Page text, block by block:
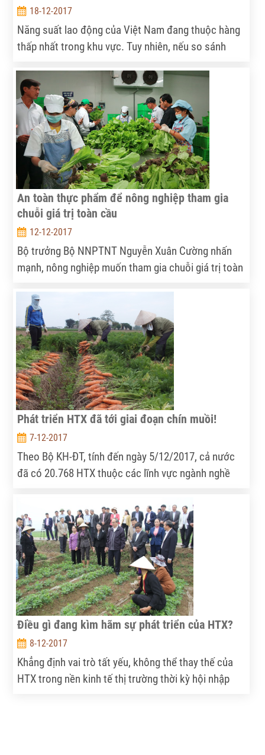
18-12-2017
Năng suất lao động của Việt Nam đang thuộc hàng
thấp nhất trong khu vực. Tuy nhiên, nếu so sánh
người Việt không thua kém, thậm chí trong nhiều
lĩnh vực tay nghề còn trội hơn. Điều này cho thấy, để
thúc đẩy tăng năng suất lao động, ngoài việc nâng
cao trình độ kỹ năng nghề cho người lao động thì
những vấn đề liên quan khác cũng cần được quan
tâm.
An toàn thực phẩm để nông nghiệp tham gia
chuỗi giá trị toàn cầu
12-12-2017
Bộ trưởng Bộ NNPTNT Nguyễn Xuân Cường nhấn
mạnh, nông nghiệp muốn tham gia chuỗi giá trị toàn
liên kết theo chuỗi giá trị khép kín, gắn sản xuất
nguyên liệu với chế biến và tiêu thụ sản phẩm theo
chuỗi giá trị, tập trung giải quyết an toàn thực phẩm
(ATTP), phát triển thị trường.
Phát triển HTX đã tới giai đoạn chín muồi!
7-12-2017
Theo Bộ KH-ĐT, tính đến ngày 5/12/2017, cả nước
đã có 20.768 HTX thuộc các lĩnh vực ngành nghề
lập mới kể từ khi có Luật HTX...
Điều gì đang kìm hãm sự phát triển của HTX?
8-12-2017
Khẳng định vai trò tất yếu, không thể thay thế của
HTX trong nền kinh tế thị trường thời kỳ hội nhập